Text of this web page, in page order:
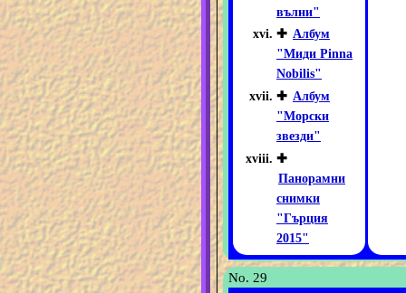
вълни"
✚ Албум
"Миди Pinna
Nobilis"
✚ Албум
"Морски
звезди"
✚
Панорамни
снимки
"Гърция
2015"
No. 29